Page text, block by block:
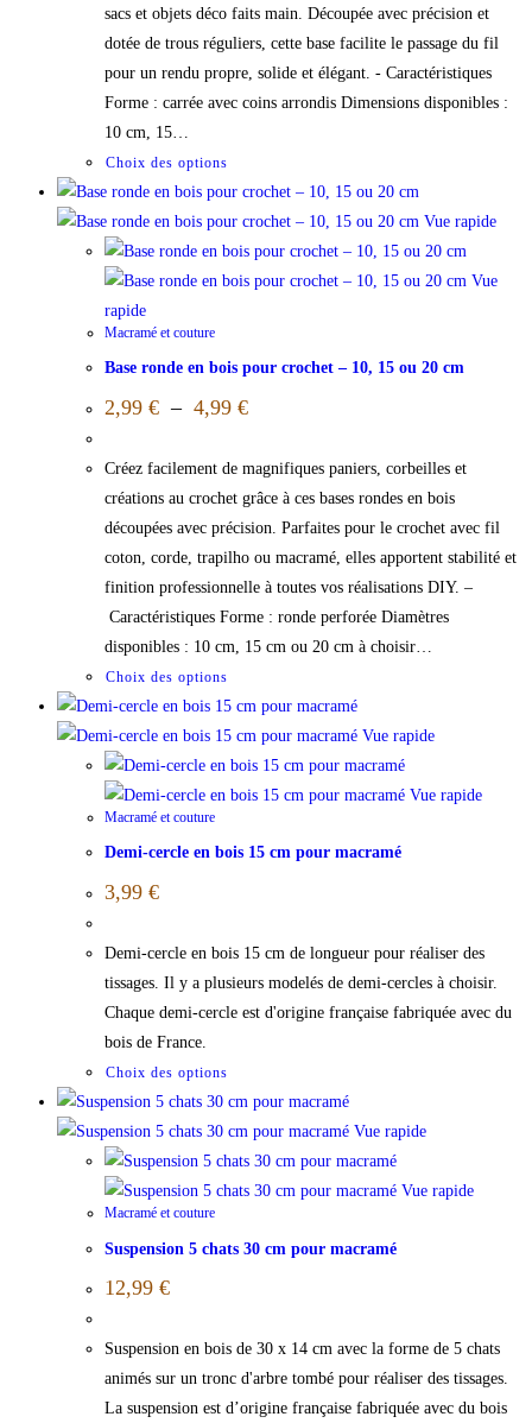
sacs et objets déco faits main. Découpée avec précision et
dotée de trous réguliers, cette base facilite le passage du fil
pour un rendu propre, solide et élégant. - Caractéristiques
Forme : carrée avec coins arrondis Dimensions disponibles :
10 cm, 15…
Choix des options
Vue rapide
Vue
rapide
Macramé et couture
Base ronde en bois pour crochet – 10, 15 ou 20 cm
2,99 € – 4,99 €
Créez facilement de magnifiques paniers, corbeilles et
créations au crochet grâce à ces bases rondes en bois
découpées avec précision. Parfaites pour le crochet avec fil
coton, corde, trapilho ou macramé, elles apportent stabilité et
finition professionnelle à toutes vos réalisations DIY. –
Caractéristiques Forme : ronde perforée Diamètres
disponibles : 10 cm, 15 cm ou 20 cm à choisir…
Choix des options
Vue rapide
Vue rapide
Macramé et couture
Demi-cercle en bois 15 cm pour macramé
3,99 €
Demi-cercle en bois 15 cm de longueur pour réaliser des
tissages. Il y a plusieurs modelés de demi-cercles à choisir.
Chaque demi-cercle est d'origine française fabriquée avec du
bois de France.
Choix des options
Vue rapide
Vue rapide
Macramé et couture
Suspension 5 chats 30 cm pour macramé
12,99 €
Suspension en bois de 30 x 14 cm avec la forme de 5 chats
animés sur un tronc d'arbre tombé pour réaliser des tissages.
La suspension est d’origine française fabriquée avec du bois